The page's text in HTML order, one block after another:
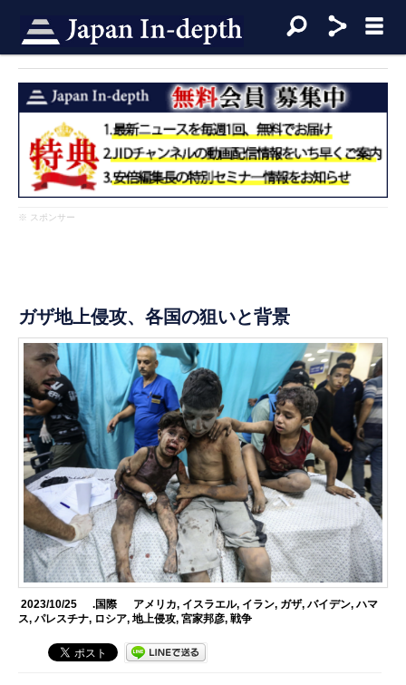
※ スポンサー
ガザ地上侵攻、各国の狙いと背景
2023/10/25 .国際 アメリカ, イスラエル, イラン, ガザ, バイデン, ハマ
ス,パレスチナ, ロシア,地上侵攻,宮家邦彦,戦争